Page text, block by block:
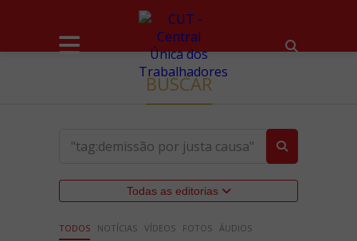
BUSCAR
Todas as editorias
TODOS NOTÍCIAS VÍDEOS FOTOS ÁUDIOS